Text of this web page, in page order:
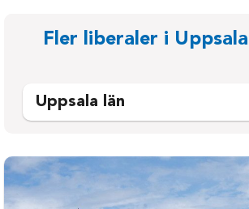
Fler liberaler i
Uppsala län
Heby
Håbo
Uppsala
Älvkarleby